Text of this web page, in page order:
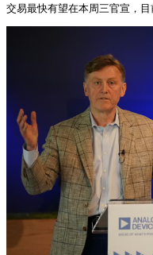
交易最快有望在本周三官宣，